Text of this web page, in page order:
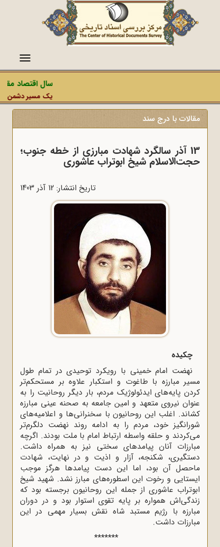
منو
سال اقتصاد
یک مسیر دشمن،
مقالات با درج سند
13 آذر سالگرد شهادت مبارزی از خطه جنوب؛
حجت‌الاسلام شیخ ابوتراب عاشوری
تاریخ انتشار: 12 آذر 1403
چکیده
نهضت امام خمینی با رویکرد توحیدی در تمام طول
مسیر مبارزه با طاغوت و استکبار علاوه بر مستحکم‌تر
کردن پایه‌های ایدئولوژیک مردم، بار دیگر روحانیت را به
عنوان نیروی متعهد و امین جامعه به صحنه عینی مبارزه
کشاند. اغلب این روحانیون با سخنرانی‌ها و اعلامیه‌های
شورانگیز خود، مردم را به ادامه روند نهضت دلگرم‌تر
می‌کردند و حلقه واسطه ارتباط امام با ملت بودند. اگرچه
مبارزات آنان پیامدهای سختی نیز به همراه داشت.
دستگیری، شکنجه، آزار و اذیت و در نهایت، شهادت
ماحصل آن بود، اما این دست پیامدها هرگز موجب
ایستایی و رخوت این اسطوره‌های مبارز نشد. شهید شیخ
ابوتراب عاشوری از جمله این روحانیون برجسته بود که
زندگی‌اش همواره بر پایه تقوی استوار بود و در دوران
مبارزه با رژیم مستبد شاه نقش بسیار مهمی در این
مبارزات داشت.
*******